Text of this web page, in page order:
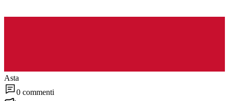
Asta
0 commenti